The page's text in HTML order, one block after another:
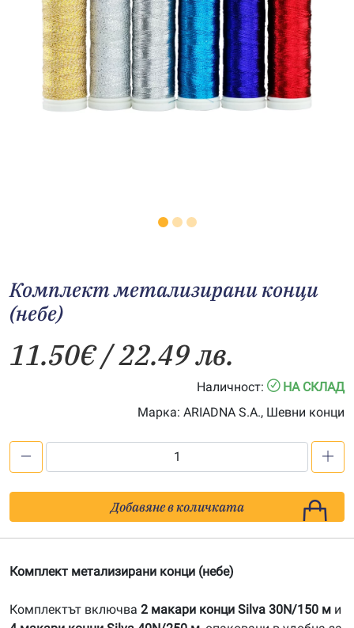
Комплект метализирани конци
(небе)
11.50€/ 22.49 лв.
Наличност:
НА СКЛАД
Марка: ARIADNA S.A., Шевни конци
метализирани
конци
Добавяне в количката
Комплект метализирани конци (небе)
Комплектът включва 2 макари конци Silva 30N/150 м и